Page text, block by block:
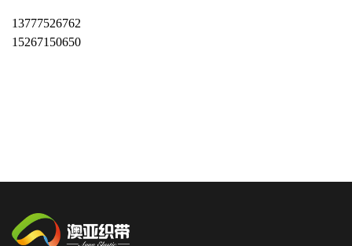
13777526762
15267150650